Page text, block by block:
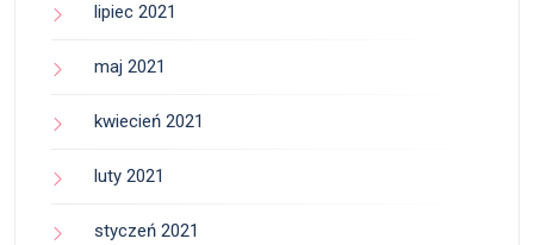
lipiec 2021
maj 2021
kwiecień 2021
luty 2021
styczeń 2021